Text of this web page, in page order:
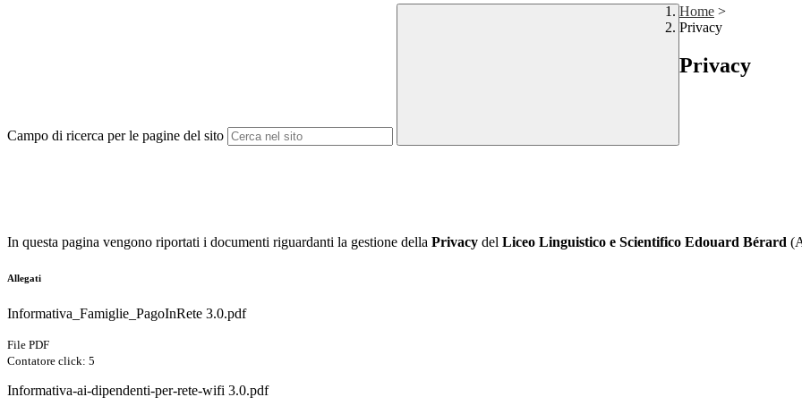
Campo di ricerca per le pagine del sito
Home >
Privacy
Privacy
In questa pagina vengono riportati i documenti riguardanti la gestione della Privacy del Liceo Linguistico e Scientifico Edouard Bérard
Allegati
Informativa_Famiglie_PagoInRete 3.0.pdf
File PDF
Contatore click: 5
Informativa-ai-dipendenti-per-rete-wifi 3.0.pdf